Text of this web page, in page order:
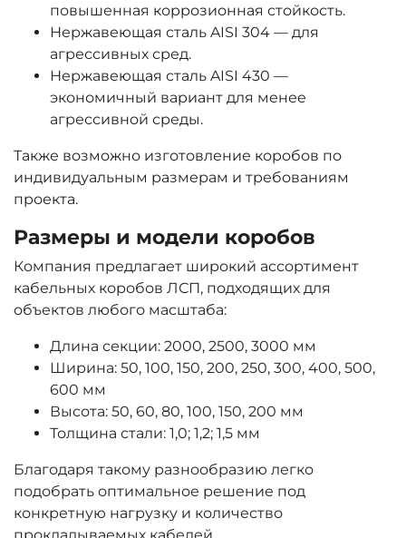
повышенная коррозионная стойкость.
Нержавеющая сталь AISI 304 — для
агрессивных сред.
Нержавеющая сталь AISI 430 —
экономичный вариант для менее
агрессивной среды.
Также возможно изготовление коробов по
индивидуальным размерам и требованиям
проекта.
Размеры и модели коробов
Компания предлагает широкий ассортимент
кабельных коробов ЛСП, подходящих для
объектов любого масштаба:
Длина секции: 2000, 2500, 3000 мм
Ширина: 50, 100, 150, 200, 250, 300, 400, 500,
600 мм
Высота: 50, 60, 80, 100, 150, 200 мм
Толщина стали: 1,0; 1,2; 1,5 мм
Благодаря такому разнообразию легко
подобрать оптимальное решение под
конкретную нагрузку и количество